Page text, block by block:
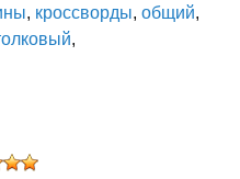
, кроссворды, общий,
,